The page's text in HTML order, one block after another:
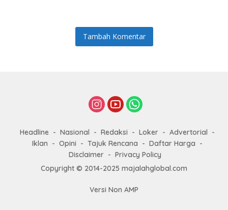
Tambah Komentar
Headline Nasional Redaksi Loker
Advertorial
Iklan
Opini Tajuk Rencana
Daftar Harga
Disclaimer
Privacy Policy
Copyright © 2014-2025 majalahglobal.com
Versi Non AMP